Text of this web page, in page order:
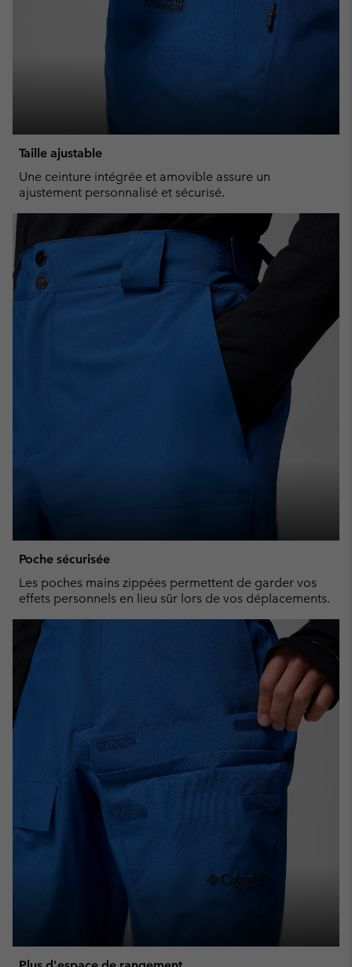
Taille ajustable
Une ceinture intégrée et amovible assure un
ajustement personnalisé et sécurisé.
Poche sécurisée
Les poches mains zippées permettent de garder vos
effets personnels en lieu sûr lors de vos déplacements.